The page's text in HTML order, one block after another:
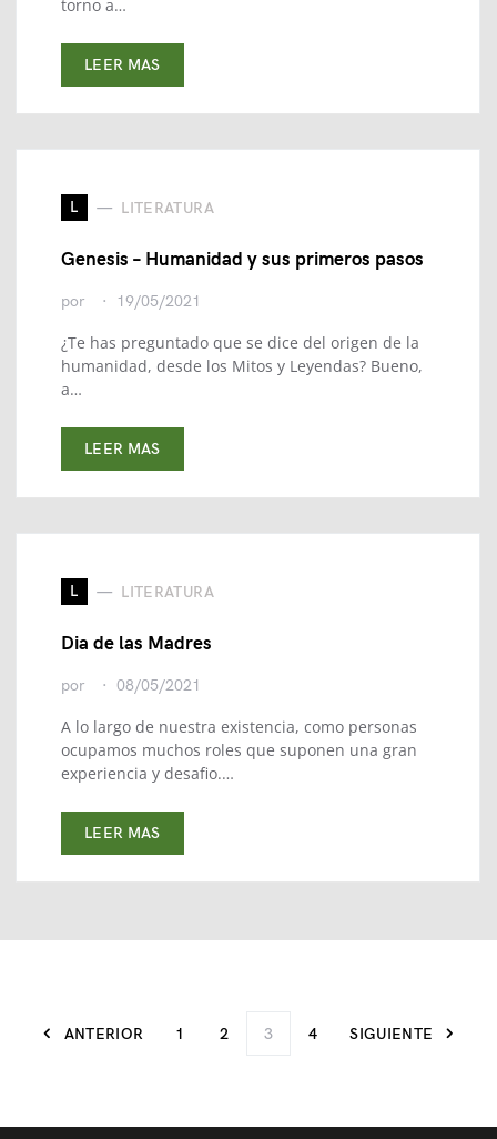
torno a…
LEER MAS
L LITERATURA
Genesis – Humanidad y sus primeros pasos
por 19/05/2021
¿Te has preguntado que se dice del origen de la
humanidad, desde los Mitos y Leyendas? Bueno,
a…
LEER MAS
L LITERATURA
Dia de las Madres
por 08/05/2021
A lo largo de nuestra existencia, como personas
ocupamos muchos roles que suponen una gran
experiencia y desafio.…
LEER MAS
ANTERIOR 1 2 3 4 SIGUIENTE